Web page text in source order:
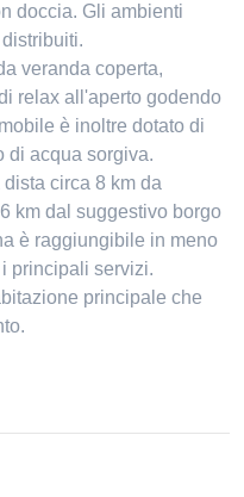
doccia. Gli ambienti
veranda coperta,
relax all'aperto godendo
è inoltre dotato di
di acqua sorgiva.
circa 8 km da
km dal suggestivo borgo
è raggiungibile in meno
principali servizi.
principale che